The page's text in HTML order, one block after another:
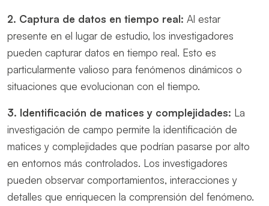
2. Captura de datos en tiempo real: Al estar
presente en el lugar de estudio, los investigadores
pueden capturar datos en tiempo real. Esto es
particularmente valioso para fenómenos dinámicos o
situaciones que evolucionan con el tiempo.
3. Identificación de matices y complejidades: La
investigación de campo permite la identificación de
matices y complejidades que podrían pasarse por alto
en entornos más controlados. Los investigadores
pueden observar comportamientos, interacciones y
detalles que enriquecen la comprensión del fenómeno.